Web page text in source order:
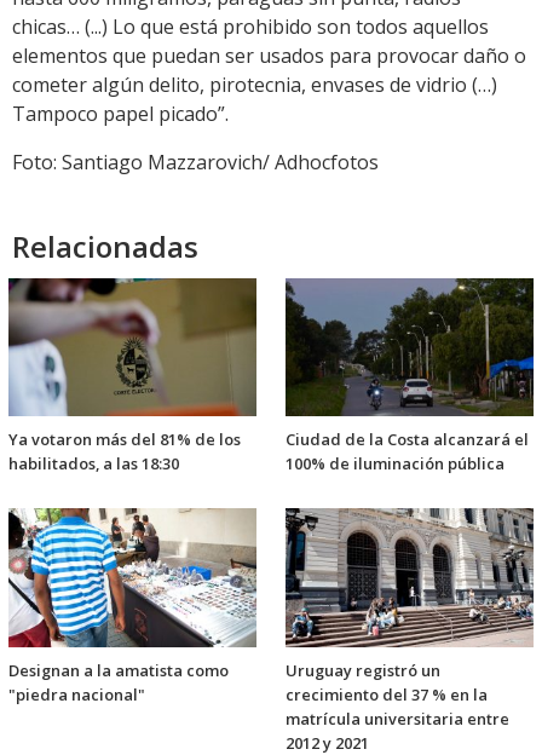
chicas… (...) Lo que está prohibido son todos aquellos
elementos que puedan ser usados para provocar daño o
cometer algún delito, pirotecnia, envases de vidrio (…)
Tampoco papel picado”.
Foto: Santiago Mazzarovich/ Adhocfotos
Relacionadas
Ya votaron más del 81% de los
habilitados, a las 18:30
Ciudad de la Costa alcanzará el
100% de iluminación pública
Designan a la amatista como
"piedra nacional"
Uruguay registró un
crecimiento del 37 % en la
matrícula universitaria entre
2012 y 2021